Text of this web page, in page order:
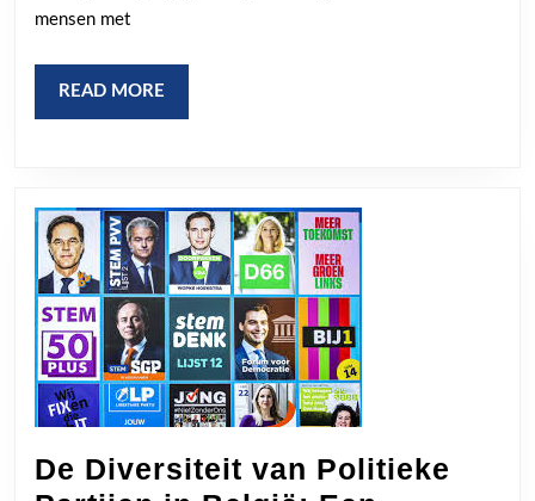
mensen met
READ MORE
MORE
De Diversiteit van Politieke